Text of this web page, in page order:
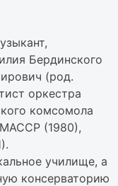
Бердинского
(род.
оркестра
комсомола
(1980),
училище, а
консерваторию